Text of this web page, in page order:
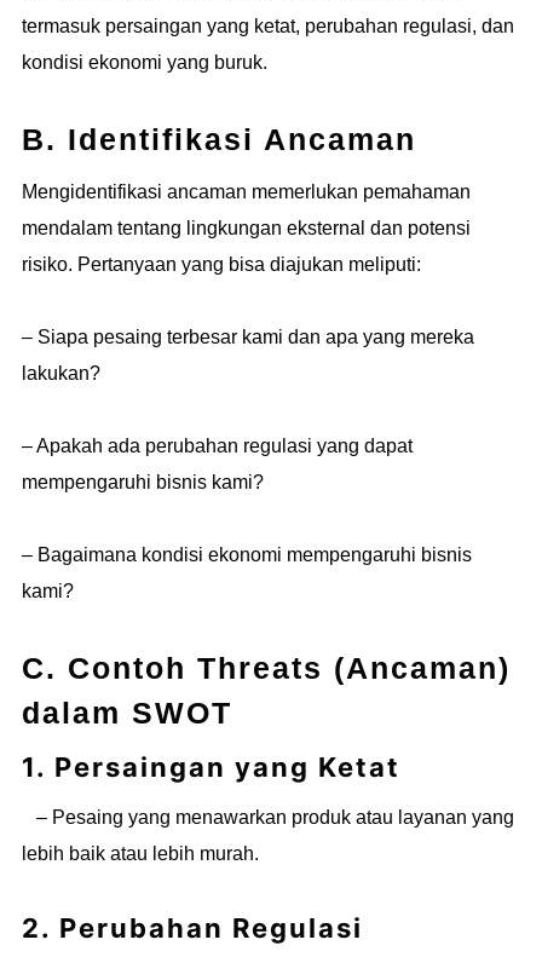
termasuk persaingan yang ketat, perubahan regulasi, dan
kondisi ekonomi yang buruk.
B. Identifikasi Ancaman
Mengidentifikasi ancaman memerlukan pemahaman
mendalam tentang lingkungan eksternal dan potensi
risiko. Pertanyaan yang bisa diajukan meliputi:
– Siapa pesaing terbesar kami dan apa yang mereka
lakukan?
– Apakah ada perubahan regulasi yang dapat
mempengaruhi bisnis kami?
– Bagaimana kondisi ekonomi mempengaruhi bisnis
kami?
C. Contoh Threats (Ancaman)
dalam SWOT
1. Persaingan yang Ketat
– Pesaing yang menawarkan produk atau layanan yang
lebih baik atau lebih murah.
2. Perubahan Regulasi